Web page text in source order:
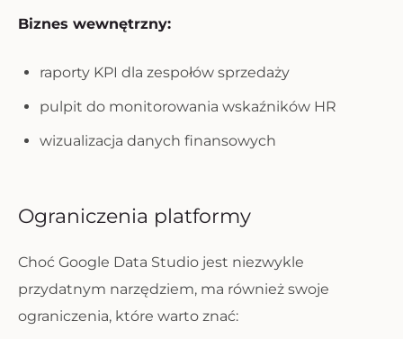
Biznes wewnętrzny:
raporty KPI dla zespołów sprzedaży
pulpit do monitorowania wskaźników HR
wizualizacja danych finansowych
Ograniczenia platformy
Choć Google Data Studio jest niezwykle
przydatnym narzędziem, ma również swoje
ograniczenia, które warto znać: